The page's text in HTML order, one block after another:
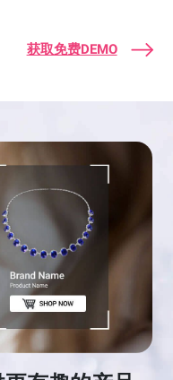
获取免费DEMO